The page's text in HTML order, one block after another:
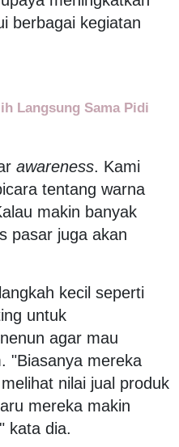
berbagai kegiatan
Langsung Sama Pidi
awareness. Kami
tentang warna
makin banyak
pasar juga akan
kecil seperti
untuk
agar mau
"Biasanya mereka
nilai jual produk
mereka makin
kata dia.